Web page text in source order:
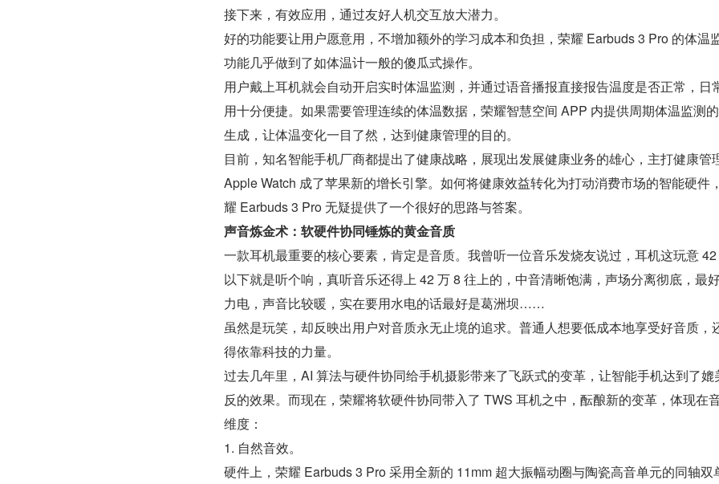
接下来，有效应用，通过友好人机交互放大潜力。
好的功能要让用户愿意用，不增加额外的学习成本和负担，荣耀 Earbuds 3 Pro 的体温
功能几乎做到了如体温计一般的傻瓜式操作。
用户戴上耳机就会自动开启实时体温监测，并通过语音播报直接报告温度是否正常，日
用十分便捷。如果需要管理连续的体温数据，荣耀智慧空间 APP 内提供周期体温监测
生成，让体温变化一目了然，达到健康管理的目的。
目前，知名智能手机厂商都提出了健康战略，展现出发展健康业务的雄心，主打健康管
Apple Watch 成了苹果新的增长引擎。如何将健康效益转化为打动消费市场的智能硬件
耀 Earbuds 3 Pro 无疑提供了一个很好的思路与答案。
声音炼金术：软硬件协同锤炼的黄金音质
一款耳机最重要的核心要素，肯定是音质。我曾听一位音乐发烧友说过，耳机这玩意 42
以下就是听个响，真听音乐还得上 42 万 8 往上的，中音清晰饱满，声场分离彻底，最
力电，声音比较暖，实在要用水电的话最好是葛洲坝……
虽然是玩笑，却反映出用户对音质永无止境的追求。普通人想要低成本地享受好音质，
得依靠科技的力量。
过去几年里，AI 算法与硬件协同给手机摄影带来了飞跃式的变革，让智能手机达到了媲
反的效果。而现在，荣耀将软硬件协同带入了 TWS 耳机之中，酝酿新的变革，体现在
维度：
1. 自然音效。
硬件上，荣耀 Earbuds 3 Pro 采用全新的 11mm 超大振幅动圈与陶瓷高音单元的同轴双